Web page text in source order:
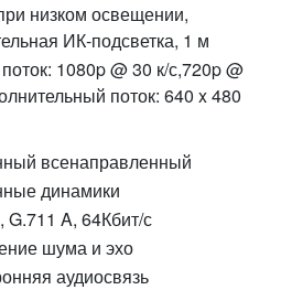
низком освещении,
ИК-подсветка, 1 м
1080p @ 30 к/с,720p @
поток: 640 x 480
всенаправленный
динамики
G.711 A, 64Кбит/с
шума и эхо
аудиосвязь